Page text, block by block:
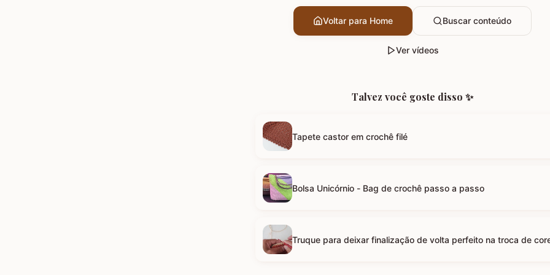
Voltar para Home Buscar conteúdo
Ver vídeos
Talvez você goste disso ✨
Tapete castor em crochê filé
Bolsa Unicórnio - Bag de crochê passo a passo
Truque para deixar finalização de volta perfeito na troca de